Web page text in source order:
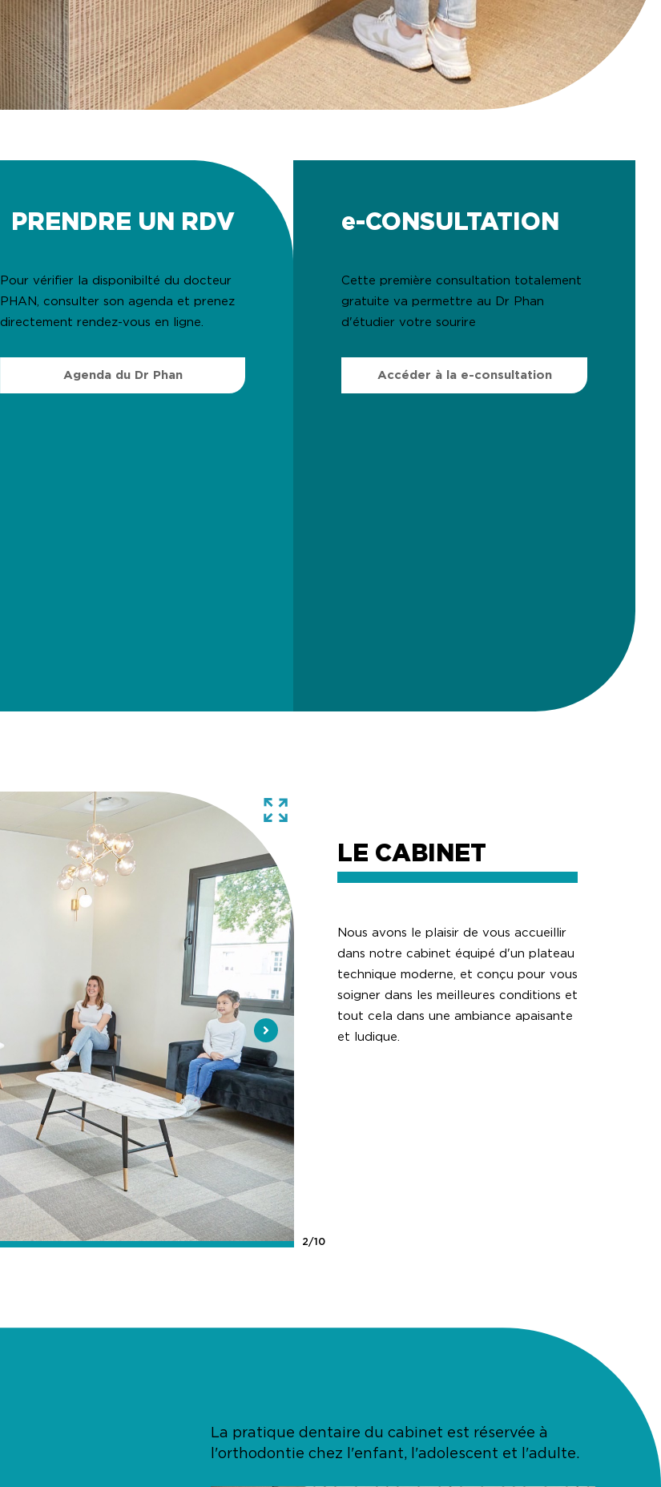
1 2 3 4
PRENDRE UN RDV
Pour vérifier la disponibilté du docteur
PHAN, consulter son agenda et prenez
directement rendez-vous en ligne.
Agenda du Dr Phan
e-CONSULTATION
Cette première consultation totalement
gratuite va permettre au Dr Phan
d'étudier votre sourire
Accéder à la e-consultation
3/10
LE CABINET
Nous avons le plaisir de vous accueillir
dans notre cabinet équipé d'un plateau
technique moderne, et conçu pour vous
soigner dans les meilleures conditions et
tout cela dans une ambiance apaisante
et ludique.
La pratique dentaire du cabinet est réservée à
l'orthodontie chez l'enfant, l'adolescent et l'adulte.